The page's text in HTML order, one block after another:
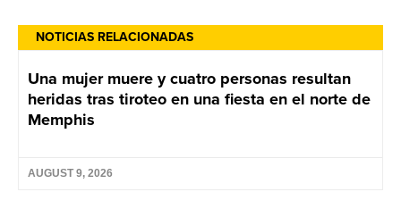
NOTICIAS RELACIONADAS
Una mujer muere y cuatro personas resultan
heridas tras tiroteo en una fiesta en el norte de
Memphis
AUGUST 9, 2026